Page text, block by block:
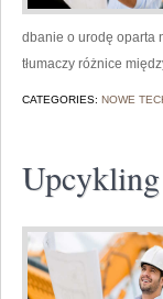
dbanie o urodę oparta
tłumaczy różnice
CATEGORIES: NOWE
Upcykling